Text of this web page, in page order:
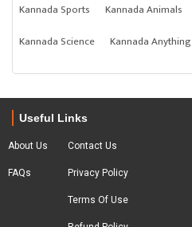
Kannada Sports
Kannada Animals
Kannada Science
Kannada Anything
Useful Links
About Us
FAQs
Contact Us
Privacy Policy
Terms Of Use